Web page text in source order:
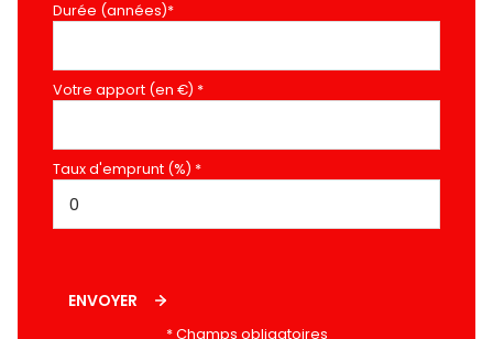
Durée (années)*
Votre apport (en €) *
Taux d'emprunt (%) *
ENVOYER
* Champs obligatoires